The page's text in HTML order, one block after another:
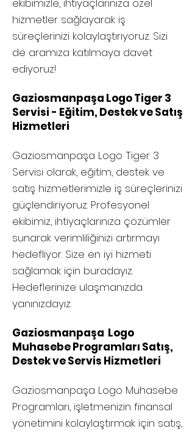
ekibimizle, ihtiyaçlarınıza özel
hizmetler sağlayarak iş
süreçlerinizi kolaylaştırıyoruz. Sizi
de aramıza katılmaya davet
ediyoruz!
Gaziosmanpaşa Logo Tiger 3
Servisi - Eğitim, Destek ve Satış
Hizmetleri
Gaziosmanpaşa Logo Tiger 3
Servisi olarak, eğitim, destek ve
satış hizmetlerimizle iş süreçlerinizi
güçlendiriyoruz. Profesyonel
ekibimiz, ihtiyaçlarınıza çözümler
sunarak verimliliğinizi artırmayı
hedefliyor. Size en iyi hizmeti
sağlamak için buradayız.
Hedeflerinize ulaşmanızda
yanınızdayız.
Gaziosmanpaşa Logo
Muhasebe Programları Satış,
Destek ve Servis Hizmetleri
Gaziosmanpaşa Logo Muhasebe
Programları, işletmenizin finansal
yönetimini kolaylaştırmak için satış,